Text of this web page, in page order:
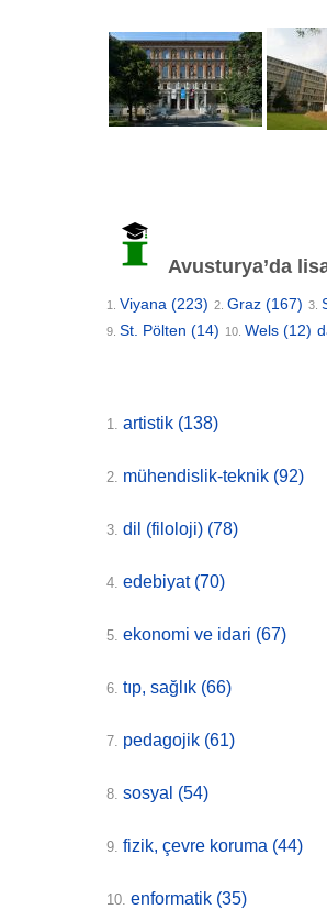
Avusturya’da
1. Viyana (223) 2. Graz (167) 3.
9. St. Pölten (14) 10. Wels (12)
1. artistik (138)
2. mühendislik-teknik (92)
3. dil (filoloji) (78)
4. edebiyat (70)
5. ekonomi ve idari (67)
6. tıp, sağlık (66)
7. pedagojik (61)
8. sosyal (54)
9. fizik, çevre koruma (44)
10. enformatik (35)